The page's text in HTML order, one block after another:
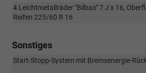
4 Leichtmetallräder "Bilbao" 7 J x 16,
Reifen 225/60 R 16
Sonstiges
Start-Stopp-System mit Bremsenergie-